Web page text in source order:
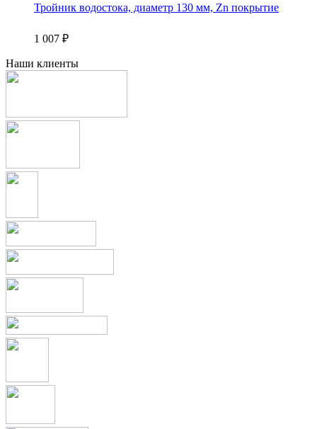
Тройник водостока, диаметр 130 мм, Zn покрытие
1 007 ₽
Наши клиенты